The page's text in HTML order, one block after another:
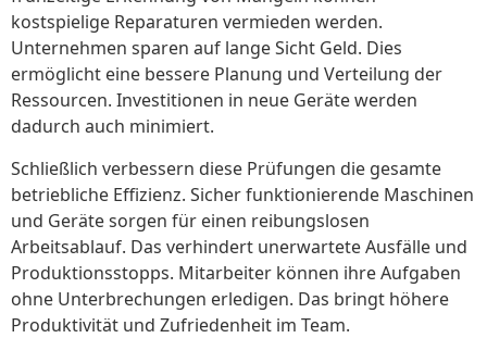
kostspielige Reparaturen vermieden werden.
Unternehmen sparen auf lange Sicht Geld. Dies
ermöglicht eine bessere Planung und Verteilung der
Ressourcen. Investitionen in neue Geräte werden
dadurch auch minimiert.
Schließlich verbessern diese Prüfungen die gesamte
betriebliche Effizienz. Sicher funktionierende Maschinen
und Geräte sorgen für einen reibungslosen
Arbeitsablauf. Das verhindert unerwartete Ausfälle und
Produktionsstopps. Mitarbeiter können ihre Aufgaben
ohne Unterbrechungen erledigen. Das bringt höhere
Produktivität und Zufriedenheit im Team.